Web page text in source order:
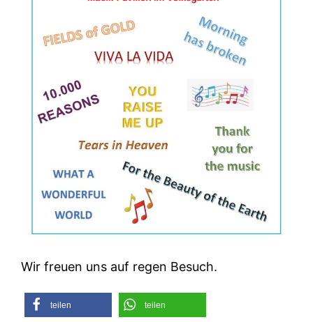
Wir freuen uns auf regen Besuch.
teilen teilen